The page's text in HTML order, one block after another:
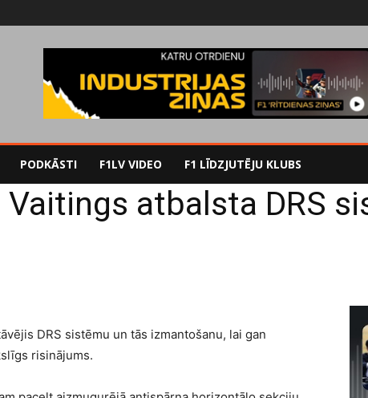
PODKĀSTI F1LV VIDEO F1 LĪDZJUTĒJU KLUBS
Vaitings atbalsta DRS
DRS sistēmu un tās izmantošanu, lai gan
risinājums.